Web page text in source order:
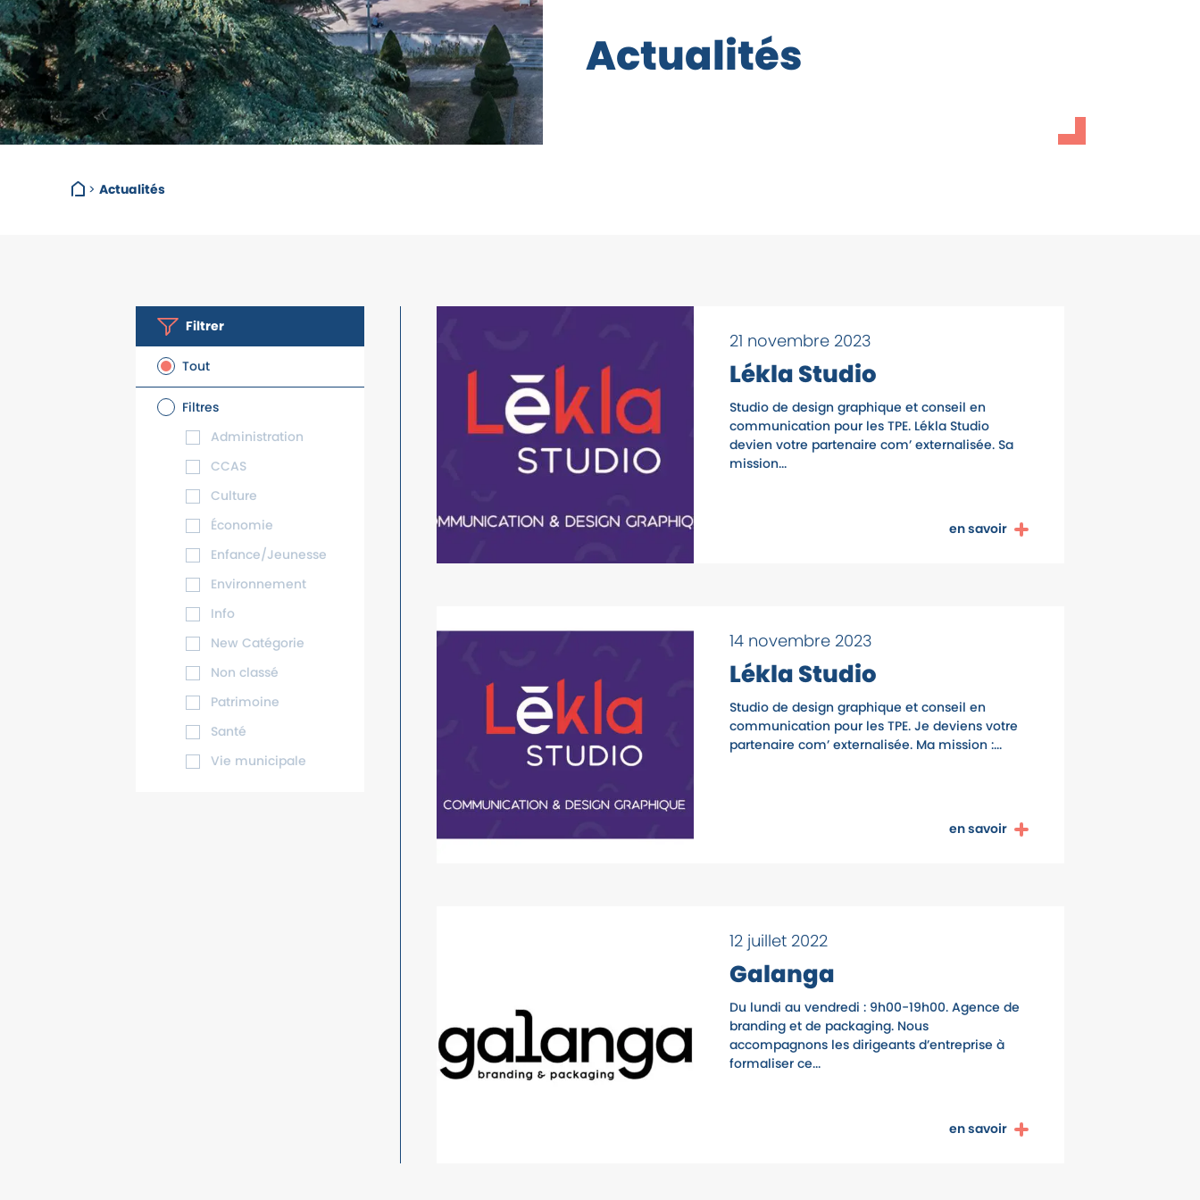
Actualités
> Actualités
Filtrer
Tout
Filtres
Administration
CCAS
Culture
Économie
Enfance/Jeunesse
Environnement
Info
New Catégorie
Non classé
Patrimoine
Santé
Vie municipale
21 novembre 2023
Lékla Studio
Studio de design graphique et conseil en
communication pour les TPE. Lékla Studio
devien votre partenaire com’ externalisée. Sa
mission...
en savoir
14 novembre 2023
Lékla Studio
Studio de design graphique et conseil en
communication pour les TPE. Je deviens votre
partenaire com’ externalisée. Ma mission :...
en savoir
12 juillet 2022
Galanga
Du lundi au vendredi : 9h00-19h00. Agence de
branding et de packaging. Nous
accompagnons les dirigeants d’entreprise à
formaliser ce...
en savoir